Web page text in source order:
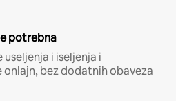
potrebna
i iseljenja i
bez dodatnih obaveza